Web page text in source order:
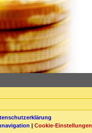
| Cookie-Einstellungen